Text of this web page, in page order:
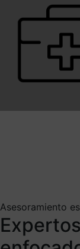
Asesoramiento